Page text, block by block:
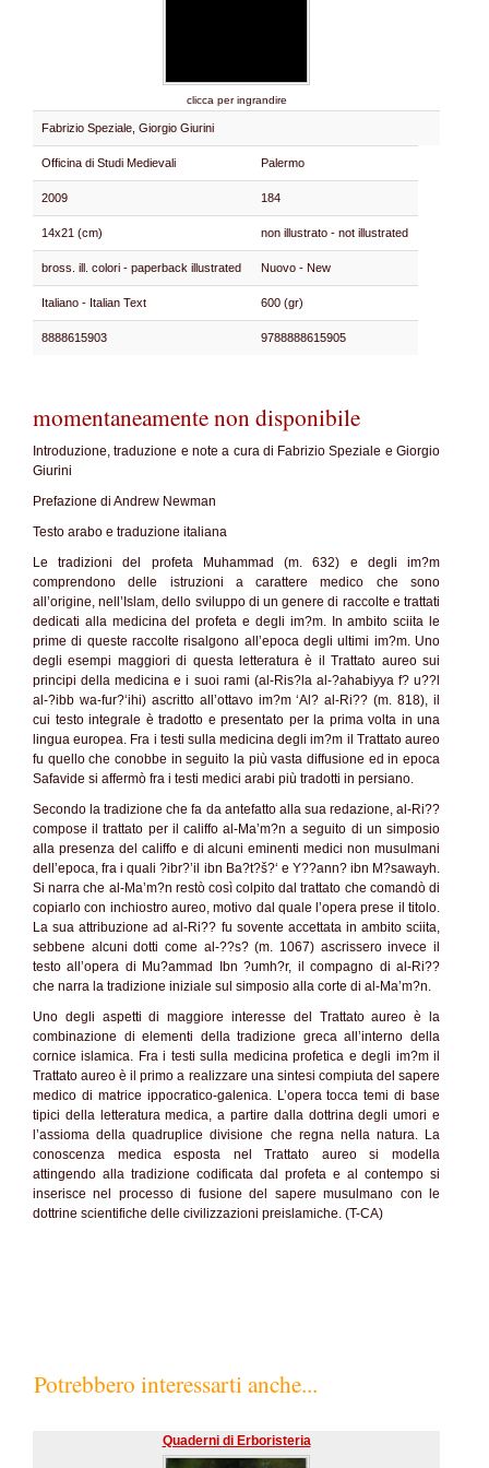
clicca per ingrandire
Fabrizio Speziale, Giorgio Giurini
Officina di Studi Medievali Palermo
2009 184
14x21 (cm) non illustrato - not illustrated
bross. ill. colori - paperback illustrated Nuovo - New
Italiano - Italian Text 600 (gr)
8888615903 9788888615905
momentaneamente non disponibile
Introduzione, traduzione e note a cura di Fabrizio Speziale e Giorgio
Giurini
Prefazione di Andrew Newman
Testo arabo e traduzione italiana
Le tradizioni del profeta Muhammad (m. 632) e degli im?m
comprendono delle istruzioni a carattere medico che sono
all’origine, nell’Islam, dello sviluppo di un genere di raccolte e trattati
dedicati alla medicina del profeta e degli im?m. In ambito sciita le
prime di queste raccolte risalgono all’epoca degli ultimi im?m. Uno
degli esempi maggiori di questa letteratura è il Trattato aureo sui
principi della medicina e i suoi rami (al-Ris?la al-?ahabiyya f? u??l
al-?ibb wa-fur?‘ihi) ascritto all’ottavo im?m ‘Al? al-Ri?? (m. 818), il
cui testo integrale è tradotto e presentato per la prima volta in una
lingua europea. Fra i testi sulla medicina degli im?m il Trattato aureo
fu quello che conobbe in seguito la più vasta diffusione ed in epoca
Safavide si affermò fra i testi medici arabi più tradotti in persiano.
Secondo la tradizione che fa da antefatto alla sua redazione, al-Ri??
compose il trattato per il califfo al-Ma’m?n a seguito di un simposio
alla presenza del califfo e di alcuni eminenti medici non musulmani
dell’epoca, fra i quali ?ibr?’il ibn Ba?t?š?‘ e Y??ann? ibn M?sawayh.
Si narra che al-Ma’m?n restò così colpito dal trattato che comandò di
copiarlo con inchiostro aureo, motivo dal quale l’opera prese il titolo.
La sua attribuzione ad al-Ri?? fu sovente accettata in ambito sciita,
sebbene alcuni dotti come al-??s? (m. 1067) ascrissero invece il
testo all’opera di Mu?ammad Ibn ?umh?r, il compagno di al-Ri??
che narra la tradizione iniziale sul simposio alla corte di al-Ma’m?n.
Uno degli aspetti di maggiore interesse del Trattato aureo è la
combinazione di elementi della tradizione greca all’interno della
cornice islamica. Fra i testi sulla medicina profetica e degli im?m il
Trattato aureo è il primo a realizzare una sintesi compiuta del sapere
medico di matrice ippocratico-galenica. L’opera tocca temi di base
tipici della letteratura medica, a partire dalla dottrina degli umori e
l’assioma della quadruplice divisione che regna nella natura. La
conoscenza medica esposta nel Trattato aureo si modella
attingendo alla tradizione codificata dal profeta e al contempo si
inserisce nel processo di fusione del sapere musulmano con le
dottrine scientifiche delle civilizzazioni preislamiche. (T-CA)
Potrebbero interessarti anche...
Quaderni di Erboristeria